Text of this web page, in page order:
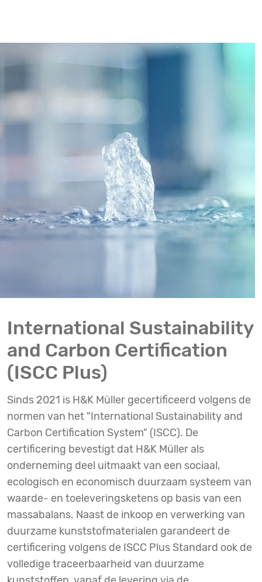
International Sustainability
and Carbon Certification
(ISCC Plus)
Sinds 2021 is H&K Müller gecertificeerd volgens de
normen van het "International Sustainability and
Carbon Certification System" (ISCC). De
certificering bevestigt dat H&K Müller als
onderneming deel uitmaakt van een sociaal,
ecologisch en economisch duurzaam systeem van
waarde- en toeleveringsketens op basis van een
massabalans. Naast de inkoop en verwerking van
duurzame kunststofmaterialen garandeert de
certificering volgens de ISCC Plus Standard ook de
volledige traceerbaarheid van duurzame